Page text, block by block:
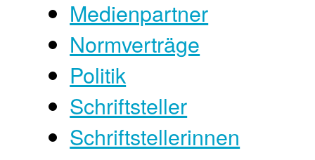
Medienpartner
Normverträge
Politik
Schriftsteller
Schriftstellerinnen